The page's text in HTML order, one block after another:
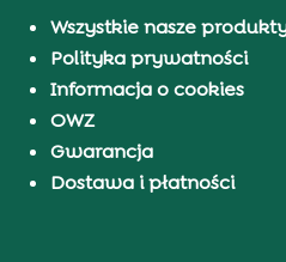
Wszystkie nasze
Polityka prywatności
Informacja o cookies
OWZ
Gwarancja
Dostawa i płatności